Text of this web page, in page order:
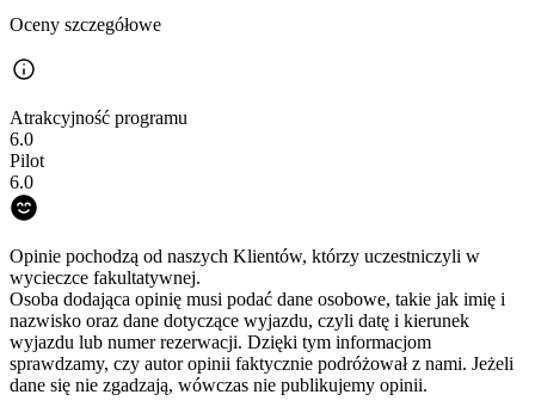
Oceny szczegółowe
Atrakcyjność programu
6.0
Pilot
6.0
Opinie pochodzą od naszych Klientów, którzy uczestniczyli w
wycieczce fakultatywnej.
Osoba dodająca opinię musi podać dane osobowe, takie jak imię i
nazwisko oraz dane dotyczące wyjazdu, czyli datę i kierunek
wyjazdu lub numer rezerwacji. Dzięki tym informacjom
sprawdzamy, czy autor opinii faktycznie podróżował z nami. Jeżeli
dane się nie zgadzają, wówczas nie publikujemy opinii.